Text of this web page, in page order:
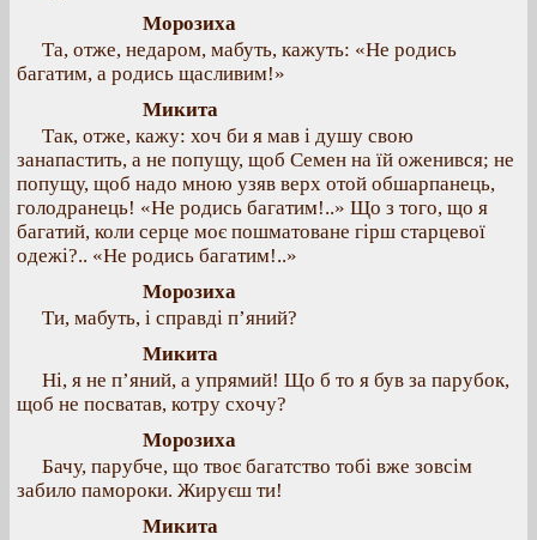
Морозиха
Та, отже, недаром, мабуть, кажуть: «Не родись
багатим, а родись щасливим!»
Микита
Так, отже, кажу: хоч би я мав і душу свою
занапастить, а не попущу, щоб Семен на їй оженився; не
попущу, щоб надо мною узяв верх отой обшарпанець,
голодранець! «Не родись багатим!..» Що з того, що я
багатий, коли серце моє пошматоване гірш старцевої
одежі?.. «Не родись багатим!..»
Морозиха
Ти, мабуть, і справді п’яний?
Микита
Ні, я не п’яний, а упрямий! Що б то я був за парубок,
щоб не посватав, котру схочу?
Морозиха
Бачу, парубче, що твоє багатство тобі вже зовсім
забило памороки. Жируєш ти!
Микита